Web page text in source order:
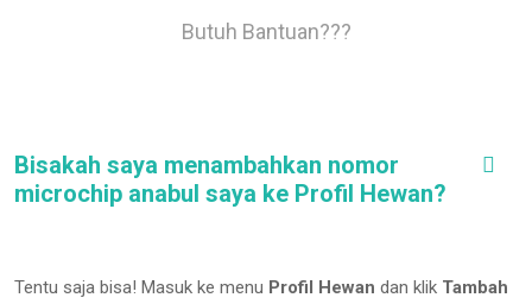
Butuh Bantuan???
Bisakah saya menambahkan nomor
microchip anabul saya ke Profil Hewan?
Tentu saja bisa! Masuk ke menu Profil Hewan dan klik Tambah